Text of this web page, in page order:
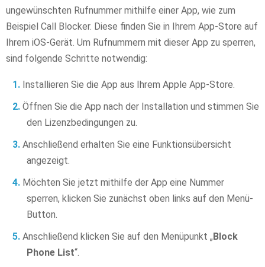
ungewünschten Rufnummer mithilfe einer App, wie zum
Beispiel Call Blocker. Diese finden Sie in Ihrem App-Store auf
Ihrem iOS-Gerät. Um Rufnummern mit dieser App zu sperren,
sind folgende Schritte notwendig:
Installieren Sie die App aus Ihrem Apple App-Store.
Öffnen Sie die App nach der Installation und stimmen Sie
den Lizenzbedingungen zu.
Anschließend erhalten Sie eine Funktionsübersicht
angezeigt.
Möchten Sie jetzt mithilfe der App eine Nummer
sperren, klicken Sie zunächst oben links auf den Menü-
Button.
Anschließend klicken Sie auf den Menüpunkt „Block
Phone List“.